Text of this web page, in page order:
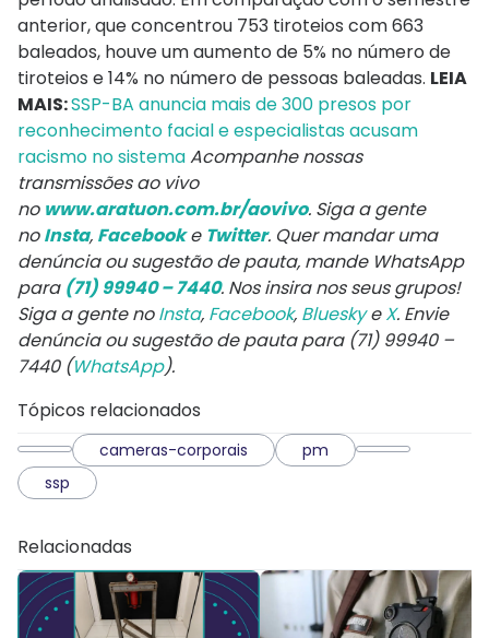
anterior, que concentrou 753 tiroteios com 663
baleados, houve um aumento de 5% no número de
tiroteios e 14% no número de pessoas baleadas. LEIA
MAIS:SSP-BA anuncia mais de 300 presos por
reconhecimento facial e especialistas acusam
racismo no sistemaAcompanhe nossas
transmissões ao vivo
no www.aratuon.com.br/aovivo. Siga a gente
noInsta, Facebooke Twitter. Quer mandar uma
denúncia ou sugestão de pauta, mande WhatsApp
para (71) 99940 – 7440. Nos insira nos seus grupos!
Siga a gente noInsta, Facebook, BlueskyeX. Envie
denúncia ou sugestão de pauta para (71) 99940 –
7440 (WhatsApp).
Tópicos relacionados
cameras-corporais
pm
ssp
Relacionadas